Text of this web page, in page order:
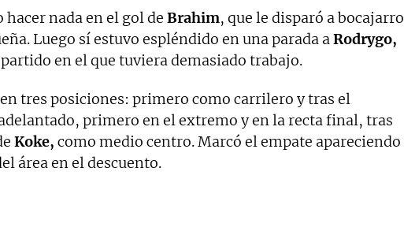
hacer nada en el gol de Brahim, que le disparó a bocajarro
Luego sí estuvo espléndido en una parada aRodrygo,
en el que tuviera demasiado trabajo.
en tres posiciones: primero como carrilero y tras el
primero en el extremo y en la recta final, tras
Koke, como medio centro. Marcó el empate apareciendo
área en el descuento.